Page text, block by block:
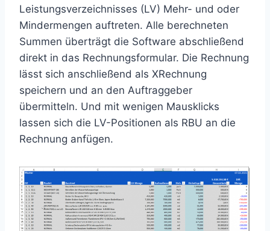
Leistungsverzeichnisses (LV) Mehr- und oder
Mindermengen auftreten. Alle berechneten
Summen überträgt die Software abschließend
direkt in das Rechnungsformular. Die Rechnung
lässt sich anschließend als XRechnung
speichern und an den Auftraggeber
übermitteln. Und mit wenigen Mausklicks
lassen sich die LV-Positionen als RBU an die
Rechnung anfügen.